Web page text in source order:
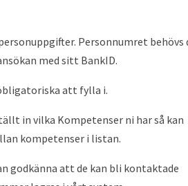
Personnumret behövs
med sitt BankID.
att fylla i.
in vilka Kompetenser ni har så kan
kompetenser i listan.
godkänna att de kan bli kontaktade